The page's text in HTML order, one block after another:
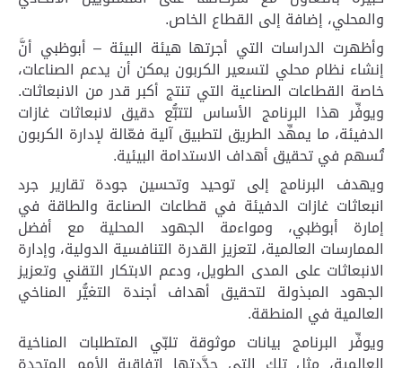
والمحلي، إضافة إلى القطاع الخاص.
وأظهرت الدراسات التي أجرتها هيئة البيئة – أبوظبي أنَّ
إنشاء نظام محلي لتسعير الكربون يمكن أن يدعم الصناعات،
خاصة القطاعات الصناعية التي تنتج أكبر قدر من الانبعاثات.
ويوفِّر هذا البرنامج الأساس لتتبُّع دقيق لانبعاثات غازات
الدفيئة، ما يمهِّد الطريق لتطبيق آلية فعّالة لإدارة الكربون
تُسهم في تحقيق أهداف الاستدامة البيئية.
ويهدف البرنامج إلى توحيد وتحسين جودة تقارير جرد
انبعاثات غازات الدفيئة في قطاعات الصناعة والطاقة في
إمارة أبوظبي، ومواءمة الجهود المحلية مع أفضل
الممارسات العالمية، لتعزيز القدرة التنافسية الدولية، وإدارة
الانبعاثات على المدى الطويل، ودعم الابتكار التقني وتعزيز
الجهود المبذولة لتحقيق أهداف أجندة التغيُّر المناخي
العالمية في المنطقة.
ويوفِّر البرنامج بيانات موثوقة تلبّي المتطلبات المناخية